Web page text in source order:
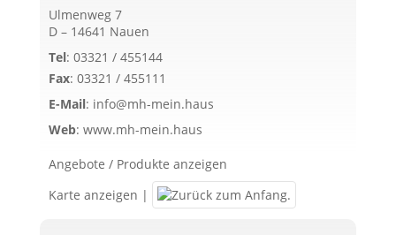
Ulmenweg 7
D – 14641 Nauen
Tel: 03321 / 455144
Fax: 03321 / 455111
E-Mail: info@mh-mein.haus
Web: www.mh-mein.haus
Angebote / Produkte anzeigen
Karte anzeigen |